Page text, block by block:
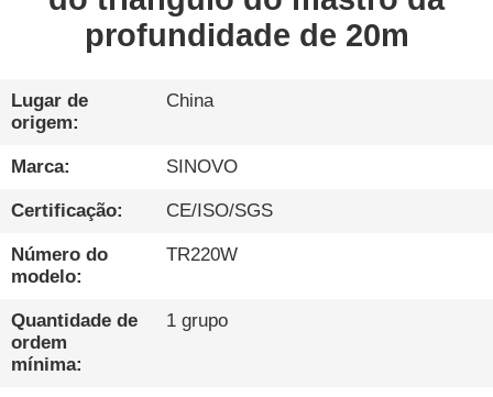
SHOW
RV
SOBRE
NÓS
EXCURSÃO
DA
FÁBRICA
profundidade de 20m
Lugar de
origem:
China
Marca: SINOVO
Certificação: CE/ISO/SGS
Número do
modelo:
TR220W
Quantidade de
ordem
mínima:
1 grupo